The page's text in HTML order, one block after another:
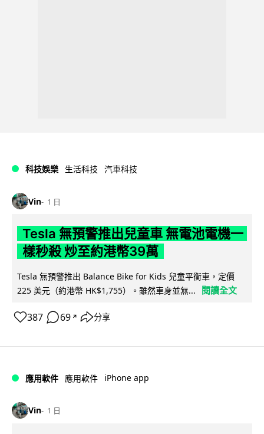
科技娛樂 生活科技 汽車科技
Vin 1 日
Tesla 無預警推出兒童車 無電池電機一
樣秒殺 炒至約港幣39萬
Tesla 無預警推出 Balance Bike for Kids 兒童平衡車，定價
225 美元（約港幣 HK$1,755）。雖然車身並無...
閱讀全文
387 69 ↗ 分享
應用軟件 應用軟件 iPhone app
Vin 1 日